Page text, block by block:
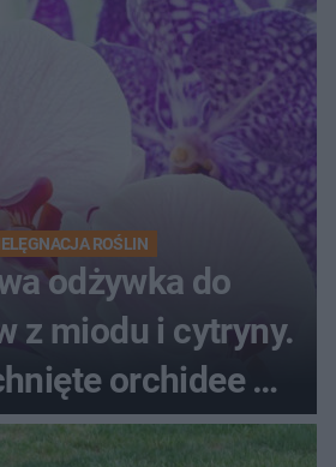
ROŚLIN
odżywka do
z miodu i cytryny.
orchidee po
upałach